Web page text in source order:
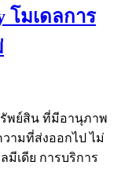
โมเดลการ
พย์สิน ที่มีอานุภาพ
ามที่ส่งออกไป ไม่
เดีย การบริการ